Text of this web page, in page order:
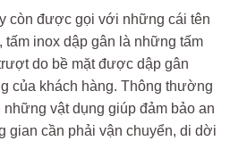
còn được gọi với những cái tên
tấm inox dập gân là những tấm
do bề mặt được dập gân
của khách hàng. Thông thường
vật dụng giúp đảm bảo an
gian cần phải vận chuyển, di dời